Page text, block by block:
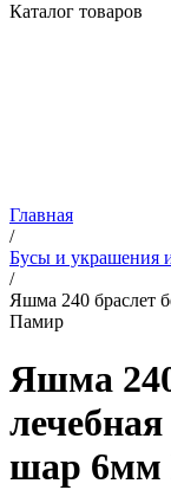
Каталог товаров
Главная
/
Бусы и украшения
/
Яшма 240 браслет
Памир
Яшма
шар 6мм